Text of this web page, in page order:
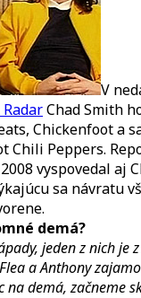
NÁVRAT
SKUPINY
V
OKTÓBRI
V
Chad Smith
Chickenfoot a
Chili Peppers.
vyspovedal aj
sa návratu
demá?
jeden z nich je
a Anthony
na demá, začneme